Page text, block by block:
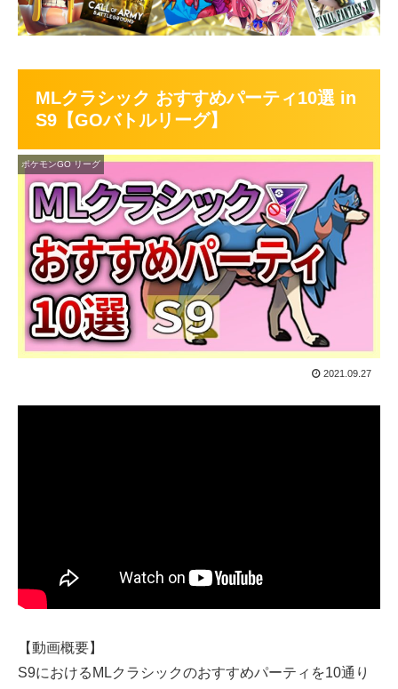
MLクラシック おすすめパーティ10選 in
S9【GOバトルリーグ】
ポケモンGO リーグ
2021.09.27
【動画概要】
S9におけるMLクラシックのおすすめパーティを10通り